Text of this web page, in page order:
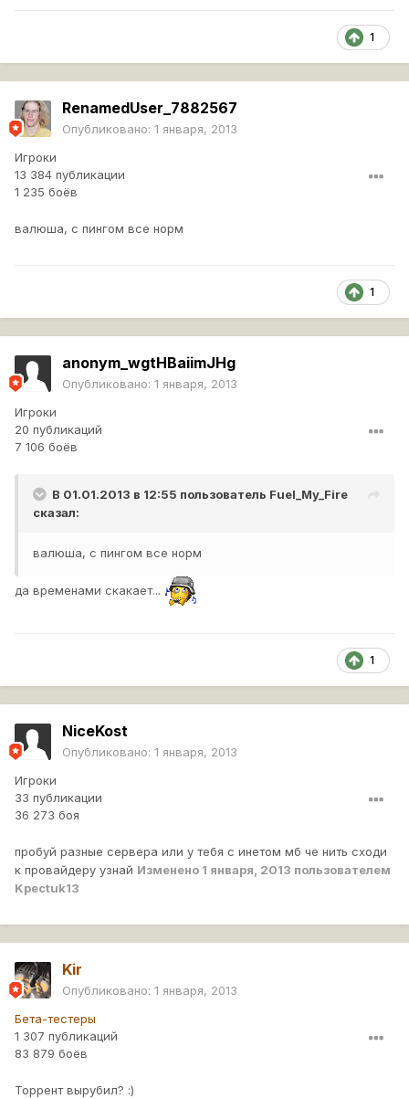
1
RenamedUser_7882567
Опубликовано: 1 января, 2013
Игроки
13 384 публикации
1 235 боёв
валюша, с пингом все норм
1
anonym_wgtHBaiimJHg
Опубликовано: 1 января, 2013
Игроки
20 публикаций
7 106 боёв
В 01.01.2013 в 12:55 пользователь Fuel_My_Fire
сказал:
валюша, с пингом все норм
да временами скакает...
1
NiceKost
Опубликовано: 1 января, 2013
Игроки
33 публикации
36 273 боя
пробуй разные сервера или у тебя с инетом мб че нить сходи
к провайдеру узнай Изменено 1 января, 2013 пользователем
Kpectuk13
Kir
Опубликовано: 1 января, 2013
Бета-тестеры
1 307 публикаций
83 879 боёв
Торрент вырубил? :)